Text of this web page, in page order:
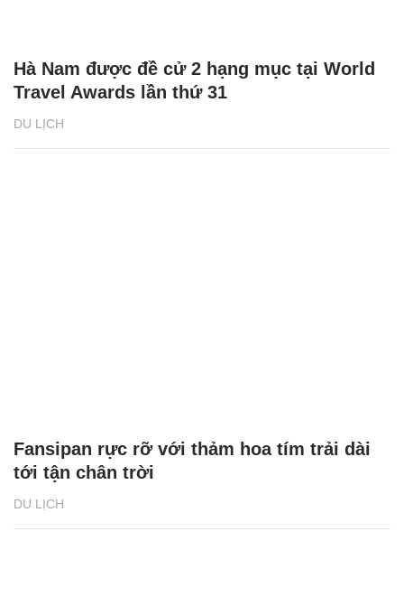
DU LỊCH
Hà Nam được đề cử 2 hạng mục tại World
Travel Awards lần thứ 31
DU LỊCH
Fansipan rực rỡ với thảm hoa tím trải dài
tới tận chân trời